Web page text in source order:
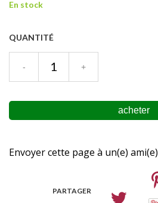
En stock
QUANTITÉ
Envoyer cette page à un(e) ami(e)
PARTAGER